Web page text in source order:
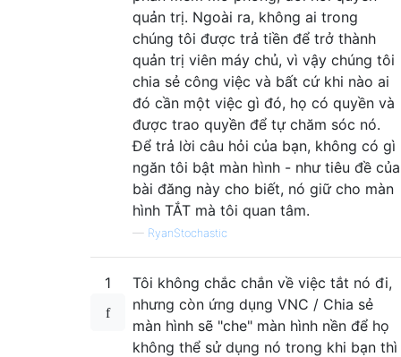
quản trị. Ngoài ra, không ai trong
chúng tôi được trả tiền để trở thành
quản trị viên máy chủ, vì vậy chúng tôi
chia sẻ công việc và bất cứ khi nào ai
đó cần một việc gì đó, họ có quyền và
được trao quyền để tự chăm sóc nó.
Để trả lời câu hỏi của bạn, không có gì
ngăn tôi bật màn hình - như tiêu đề của
bài đăng này cho biết, nó giữ cho màn
hình TẮT mà tôi quan tâm.
— RyanStochastic
1
Tôi không chắc chắn về việc tắt nó đi,
nhưng còn ứng dụng VNC / Chia sẻ
màn hình sẽ "che" màn hình nền để họ
không thể sử dụng nó trong khi bạn thì